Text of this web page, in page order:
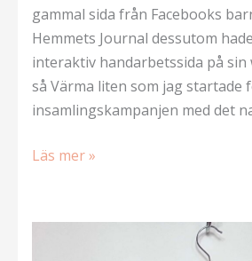
gammal sida från Facebooks
Hemmets Journal dessutom
interaktiv handarbetssida på sin
så Värma liten som jag startade
insamlingskampanjen med det
Via
Läs mer »